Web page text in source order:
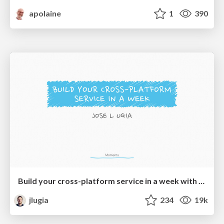
apolaine 1 390
Build your cross-platform service in a week with App Engine
jlugia
234 19k